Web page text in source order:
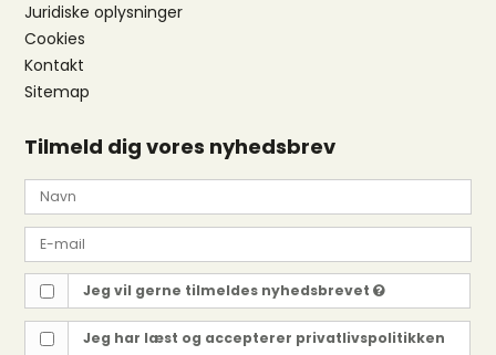
Juridiske oplysninger
Cookies
Kontakt
Sitemap
Tilmeld dig vores nyhedsbrev
Jeg vil gerne tilmeldes nyhedsbrevet
Jeg har læst og accepterer privatlivspolitikken